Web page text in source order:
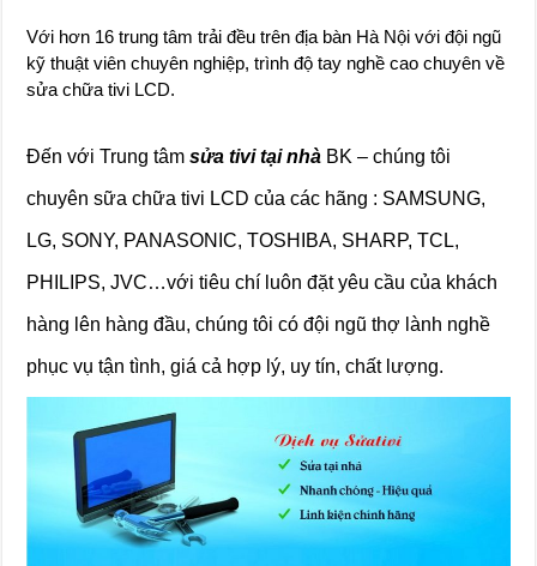
Với hơn 16 trung tâm trải đều trên địa bàn Hà Nội với đội ngũ
kỹ thuật viên chuyên nghiệp, trình độ tay nghề cao chuyên về
sửa chữa tivi LCD.
Đến với Trung tâmsửa tivi tại nhà BK – chúng tôi
chuyên sữa chữa tivi LCD của các hãng : SAMSUNG,
LG, SONY, PANASONIC, TOSHIBA, SHARP, TCL,
PHILIPS, JVC…với tiêu chí luôn đặt yêu cầu của khách
hàng lên hàng đầu, chúng tôi có đội ngũ thợ lành nghề
phục vụ tận tình, giá cả hợp lý, uy tín, chất lượng.